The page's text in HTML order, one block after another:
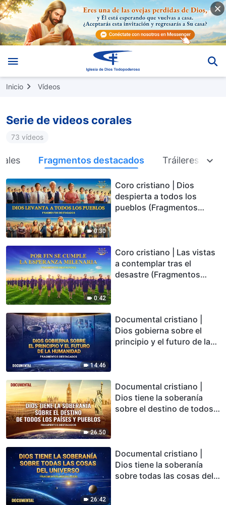
Inicio Vídeos
Serie de videos corales
73 vídeos
Fragmentos destacados Tráileres
0:30
Coro cristiano | Dios
despierta a todos los
pueblos (Fragmentos
0:42
Coro cristiano | Las vistas
a contemplar tras el
desastre (Fragmentos
14:46
Documental cristiano |
Dios gobierna sobre el
principio y el futuro de la
26:50
Documental cristiano |
Dios tiene la soberanía
sobre el destino de todos
26:42
Documental cristiano |
Dios tiene la soberanía
sobre todas las cosas del